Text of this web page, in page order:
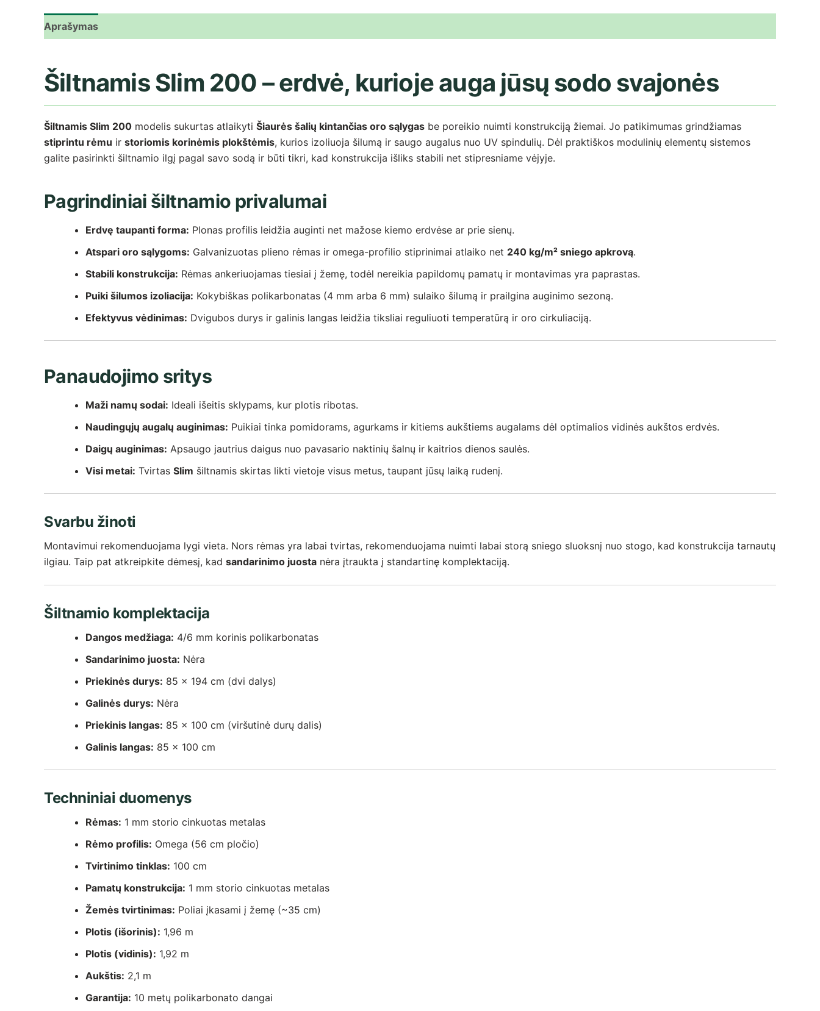
Aprašymas
Šiltnamis Slim 200 – erdvė, kurioje auga jūsų sodo svajonės
Šiltnamis Slim 200 modelis sukurtas atlaikyti Šiaurės šalių kintančias oro sąlygas be poreikio nuimti konstrukciją žiemai. Jo patikimumas grindžiamas
stiprintu rėmu ir storiomis korinėmis plokštėmis, kurios izoliuoja šilumą ir saugo augalus nuo UV spindulių. Dėl praktiškos modulinių elementų sistemos
galite pasirinkti šiltnamio ilgį pagal savo sodą ir būti tikri, kad konstrukcija išliks stabili net stipresniame vėjyje.
Pagrindiniai šiltnamio privalumai
Erdvę taupanti forma: Plonas profilis leidžia auginti net mažose kiemo erdvėse ar prie sienų.
Atspari oro sąlygoms: Galvanizuotas plieno rėmas ir omega-profilio stiprinimai atlaiko net 240 kg/m² sniego apkrovą.
Stabili konstrukcija: Rėmas ankeriuojamas tiesiai į žemę, todėl nereikia papildomų pamatų ir montavimas yra paprastas.
Puiki šilumos izoliacija: Kokybiškas polikarbonatas (4 mm arba 6 mm) sulaiko šilumą ir prailgina auginimo sezoną.
Efektyvus vėdinimas: Dvigubos durys ir galinis langas leidžia tiksliai reguliuoti temperatūrą ir oro cirkuliaciją.
Panaudojimo sritys
Maži namų sodai: Ideali išeitis sklypams, kur plotis ribotas.
Naudingųjų augalų auginimas: Puikiai tinka pomidorams, agurkams ir kitiems aukštiems augalams dėl optimalios vidinės aukštos erdvės.
Daigų auginimas: Apsaugo jautrius daigus nuo pavasario naktinių šalnų ir kaitrios dienos saulės.
Visi metai: Tvirtas Slim šiltnamis skirtas likti vietoje visus metus, taupant jūsų laiką rudenį.
Svarbu žinoti
Montavimui rekomenduojama lygi vieta. Nors rėmas yra labai tvirtas, rekomenduojama nuimti labai storą sniego sluoksnį nuo stogo, kad konstrukcija tarnautų
ilgiau. Taip pat atkreipkite dėmesį, kad sandarinimo juosta nėra įtraukta į standartinę komplektaciją.
Šiltnamio komplektacija
Dangos medžiaga: 4/6 mm korinis polikarbonatas
Sandarinimo juosta: Nėra
Priekinės durys: 85 x 194 cm (dvi dalys)
Galinės durys: Nėra
Priekinis langas: 85 x 100 cm (viršutinė durų dalis)
Galinis langas: 85 x 100 cm
Techniniai duomenys
Rėmas: 1 mm storio cinkuotas metalas
Rėmo profilis: Omega (56 cm pločio)
Tvirtinimo tinklas: 100 cm
Pamatų konstrukcija: 1 mm storio cinkuotas metalas
Žemės tvirtinimas: Poliai įkasami į žemę (~35 cm)
Plotis (išorinis): 1,96 m
Plotis (vidinis): 1,92 m
Aukštis: 2,1 m
Garantija: 10 metų polikarbonato dangai